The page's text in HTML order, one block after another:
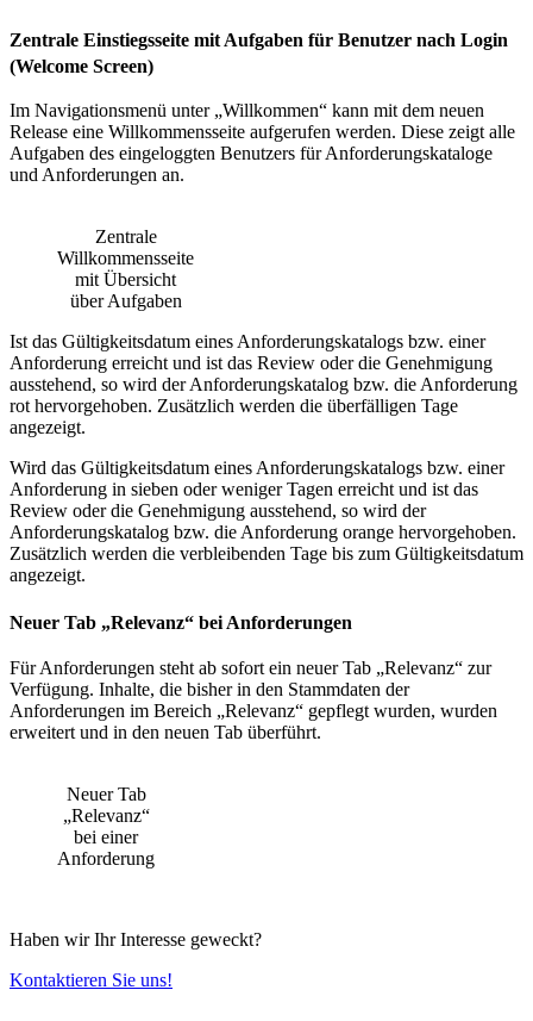
Zentrale Einstiegsseite mit Aufgaben für Benutzer nach Login
(Welcome Screen)
Im Navigationsmenü unter „Willkommen“ kann mit dem neuen
Release eine Willkommensseite aufgerufen werden. Diese zeigt alle
Aufgaben des eingeloggten Benutzers für Anforderungskataloge
und Anforderungen an.
Zentrale
Willkommensseite
mit Übersicht
über Aufgaben
Ist das Gültigkeitsdatum eines Anforderungskatalogs bzw. einer
Anforderung erreicht und ist das Review oder die Genehmigung
ausstehend, so wird der Anforderungskatalog bzw. die Anforderung
rot hervorgehoben. Zusätzlich werden die überfälligen Tage
angezeigt.
Wird das Gültigkeitsdatum eines Anforderungskatalogs bzw. einer
Anforderung in sieben oder weniger Tagen erreicht und ist das
Review oder die Genehmigung ausstehend, so wird der
Anforderungskatalog bzw. die Anforderung orange hervorgehoben.
Zusätzlich werden die verbleibenden Tage bis zum Gültigkeitsdatum
angezeigt.
Neuer Tab „Relevanz“ bei Anforderungen
Für Anforderungen steht ab sofort ein neuer Tab „Relevanz“ zur
Verfügung. Inhalte, die bisher in den Stammdaten der
Anforderungen im Bereich „Relevanz“ gepflegt wurden, wurden
erweitert und in den neuen Tab überführt.
Neuer Tab
„Relevanz“
bei einer
Anforderung
Haben wir Ihr Interesse geweckt?
Kontaktieren Sie uns!